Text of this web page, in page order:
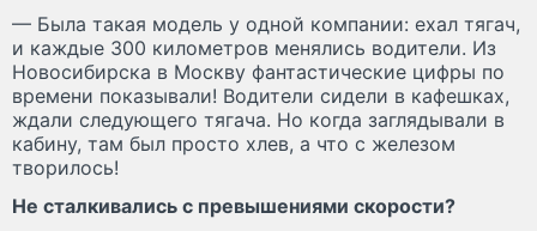
— Была такая модель у одной компании: ехал тягач,
и каждые 300 километров менялись водители. Из
Новосибирска в Москву фантастические цифры по
времени показывали! Водители сидели в кафешках,
ждали следующего тягача. Но когда заглядывали в
кабину, там был просто хлев, а что с железом
творилось!
Не сталкивались с превышениями скорости?